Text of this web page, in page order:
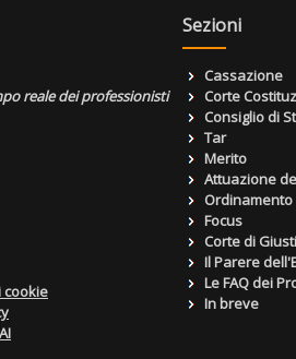
reale dei professionisti
cookie
Sezioni
Cassazione
Corte
Consiglio di
Tar
Merito
Attuazione
Focus
Corte di
Il Parere
Le FAQ dei
In breve